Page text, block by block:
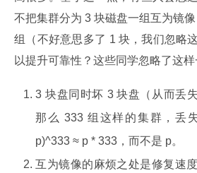
不把集群分为 3 块磁盘一组互为镜
组（不好意思多了 1 块，我们忽略
以提升可靠性？这些同学忽略了这样
3 块盘同时坏 3 块盘（从而丢
那么 333 组这样的集群，丢
p)^333 ≈ p * 333，而不是 p。
互为镜像的麻烦之处是修复速